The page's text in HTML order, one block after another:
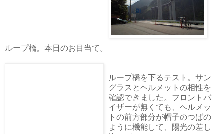
ループ橋。本日のお目当て。
ループ橋を下るテスト。サン
グラスとヘルメットの相性を
確認できました。フロントバ
イザーが無くても、ヘルメッ
トの前方部分が帽子のつばの
ように機能して、陽光の差し